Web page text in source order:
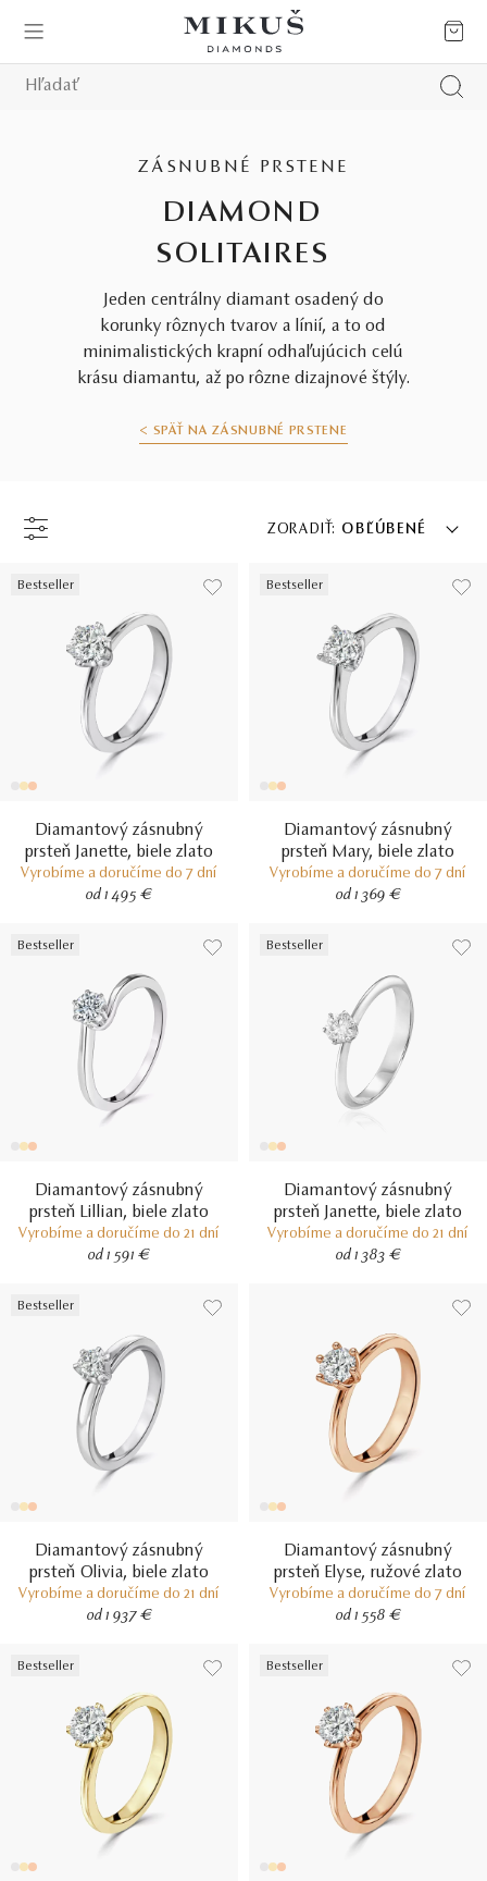
ZÁSNUBNÉ PRSTENE
DIAMOND
SOLITAIRES
Jeden centrálny diamant osadený do
korunky rôznych tvarov a línií, a to od
minimalistických krapní odhaľujúcich celú
krásu diamantu, až po rôzne dizajnové štýly.
< SPÄŤ NA ZÁSNUBNÉ PRSTENE
ZORADIŤ: OBĽÚBENÉ
Bestseller
Diamantový zásnubný
prsteň Janette, biele zlato
Vyrobíme a doručíme do 7 dní
od 1 495 €
Bestseller
Diamantový zásnubný
prsteň Mary, biele zlato
Vyrobíme a doručíme do 7 dní
od 1 369 €
Bestseller
Diamantový zásnubný
prsteň Lillian, biele zlato
Vyrobíme a doručíme do 21 dní
od 1 591 €
Bestseller
Diamantový zásnubný
prsteň Janette, biele zlato
Vyrobíme a doručíme do 21 dní
od 1 383 €
Bestseller
Diamantový zásnubný
prsteň Olivia, biele zlato
Vyrobíme a doručíme do 21 dní
od 1 937 €
Diamantový zásnubný
prsteň Elyse, ružové zlato
Vyrobíme a doručíme do 7 dní
od 1 558 €
Bestseller Bestseller